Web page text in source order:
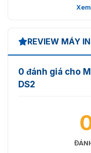
Môi trường hoạt động
REVIEW MÁY
0 đánh giá cho
DS2